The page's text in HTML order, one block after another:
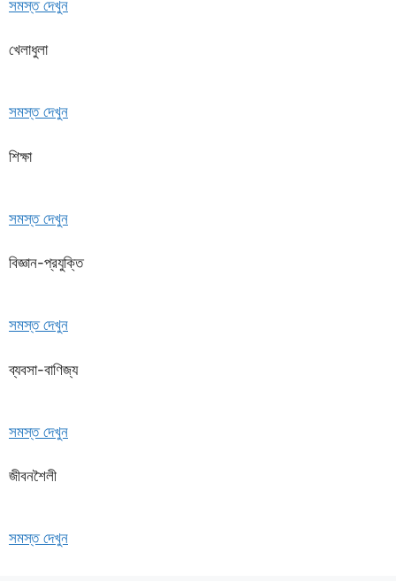
সমস্ত দেখুন
খেলাধুলা
সমস্ত দেখুন
শিক্ষা
সমস্ত দেখুন
বিজ্ঞান-প্রযুক্তি
সমস্ত দেখুন
ব্যবসা-বাণিজ্য
সমস্ত দেখুন
জীবনশৈলী
সমস্ত দেখুন